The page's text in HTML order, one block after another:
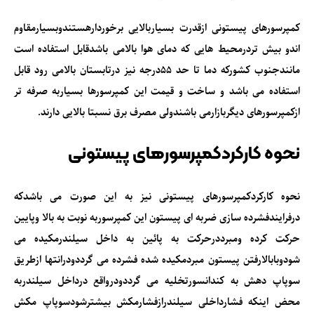
کمپرسورهای پیستونی ازقدرت بسیاربالایی برخوردارهستندوبسیارمقاوم
اندو بیش تردرمحیط هایی که دمای هوا بالامی باشدقابل استفاده است
مانندجنوب کشورکه دما تا حد 55درجه نیز درتابستان بالامی رود قابل
استفاده می باشد و ساخت و قیمت این کمپرسورها بسیاربه صرفه تر
ازکمپرسورهای دیگربازارمی باشندولی مصرف برق نسبتا بالایی دارند.
نحوه کارکردکمپرسورهای پیستونی
نحوه کارکردکمپرسورهای پیستونی نیز به این صورت می باشدکه
درفرایندفشرده سازی ضربه ای پیستون این کمپرسوربه نوبت به بالا وپایین
حرکت کرده ومبرددرحرکت به پائین به داخل سیلندرمکیده می
شودوبابالارفتن پیستون مبردمکیده شده فشرده می گرددودرانتها ازطریق
سوپاپ دهش به کندانسورتخلیه می گرددودرواقع درداخل سیلندربه
محض اینکه فشارداخلی سیلندرازفشارمکش بیشترشودسوپاپ مکش